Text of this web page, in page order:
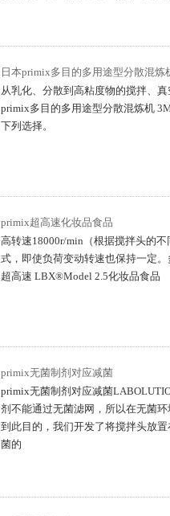
日本primix多目的多用途型分散混炼
从乳化、分散到高粘度物的搅拌、
primix多目的多用途型分散混炼机
下列选择。
primix超高速化妆品食品
高转速18000r/min（根据搅拌头的
式，即使负荷变动转速也保持一定
超高速 LBX®Model 2.5化妆品食品
primix无菌制剂对应减菌
primix无菌制剂对应减菌
剂不能通过无菌滤网，所以在无菌
到此目的，我们开发了将搅拌头放
菌的